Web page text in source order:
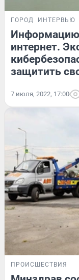
ГОРОД ИНТЕРВЬЮ
Информацию
интернет.
защитить
7 июля, 2022, 17:00
ПРОИСШЕСТВИЯ